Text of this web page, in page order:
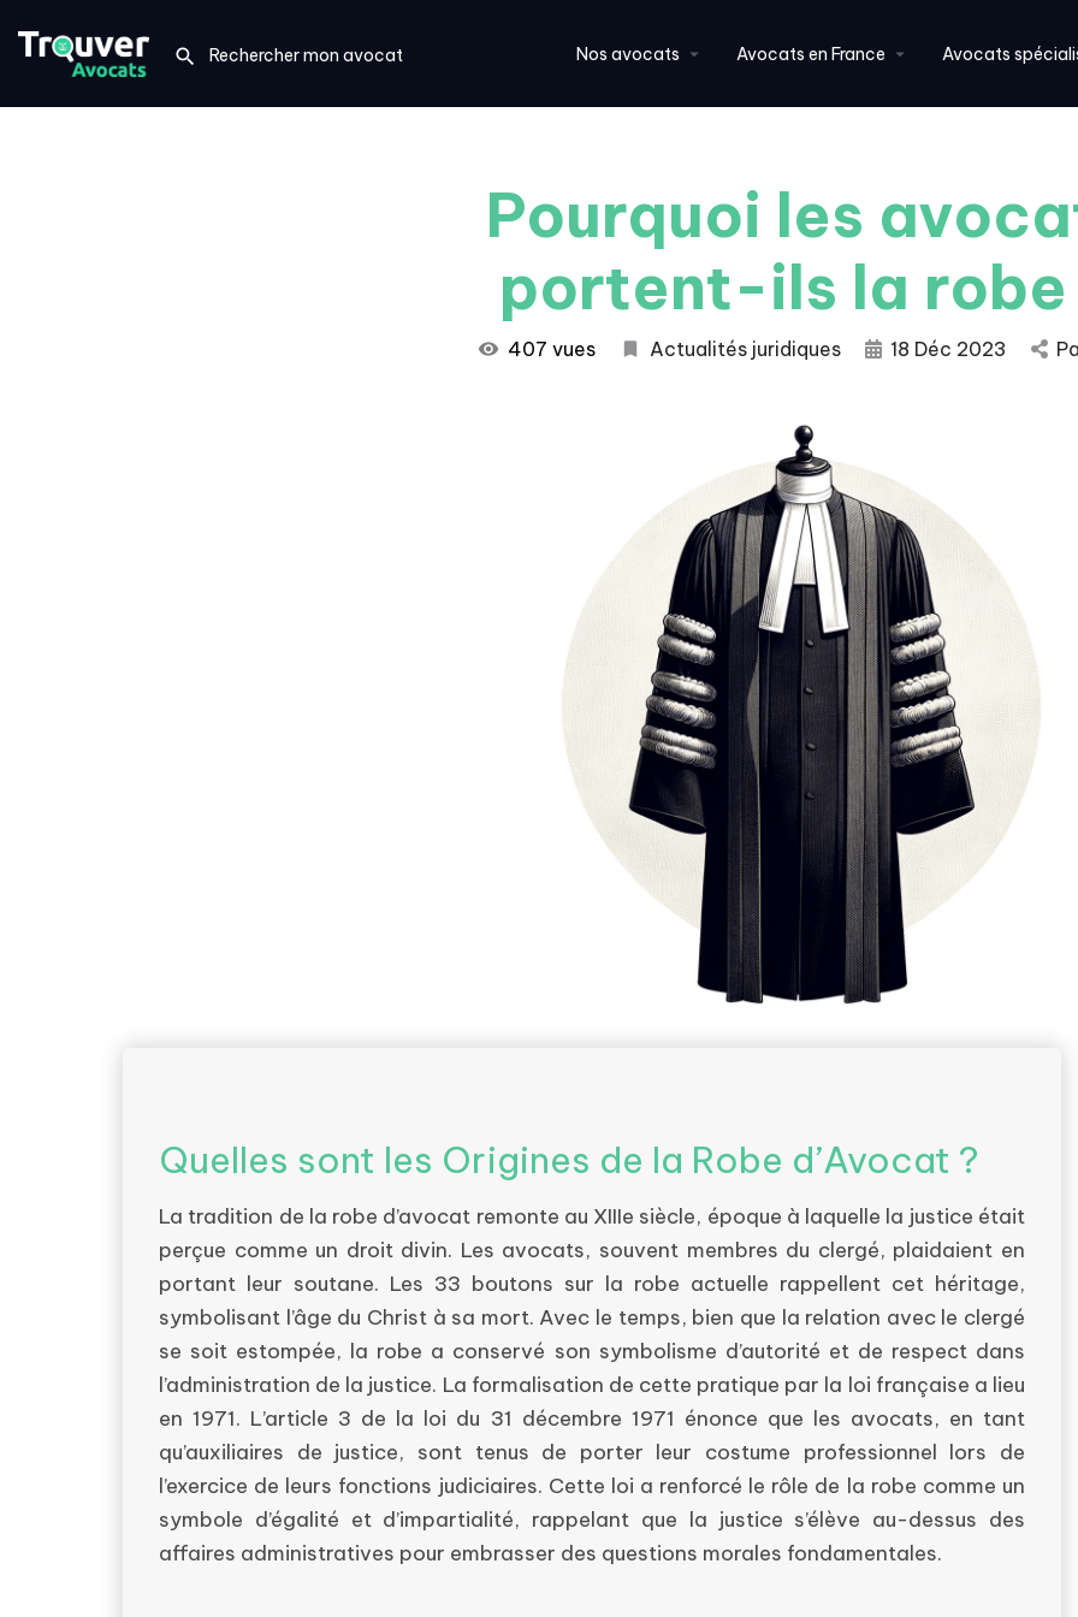
Nos avocats Avocats en France Avocats
Pourquoi les
portent-ils la robe
407 vues Actualités juridiques 18 Déc 2023
Quelles sont les Origines de la Robe d’Avocat ?
La tradition de la robe d’avocat remonte au XIIIe siècle, époque à laquelle la justice était
perçue comme un droit divin. Les avocats, souvent membres du clergé, plaidaient en
portant leur soutane. Les 33 boutons sur la robe actuelle rappellent cet héritage,
symbolisant l’âge du Christ à sa mort. Avec le temps, bien que la relation avec le clergé
se soit estompée, la robe a conservé son symbolisme d’autorité et de respect dans
l’administration de la justice. La formalisation de cette pratique par la loi française a lieu
en 1971. L’article 3 de la loi du 31 décembre 1971 énonce que les avocats, en tant
qu’auxiliaires de justice, sont tenus de porter leur costume professionnel lors de
l’exercice de leurs fonctions judiciaires. Cette loi a renforcé le rôle de la robe comme un
symbole d’égalité et d’impartialité, rappelant que la justice s’élève au-dessus des
affaires administratives pour embrasser des questions morales fondamentales.